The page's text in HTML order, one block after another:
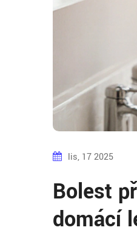
lis, 17 2025
Bolest
domácí